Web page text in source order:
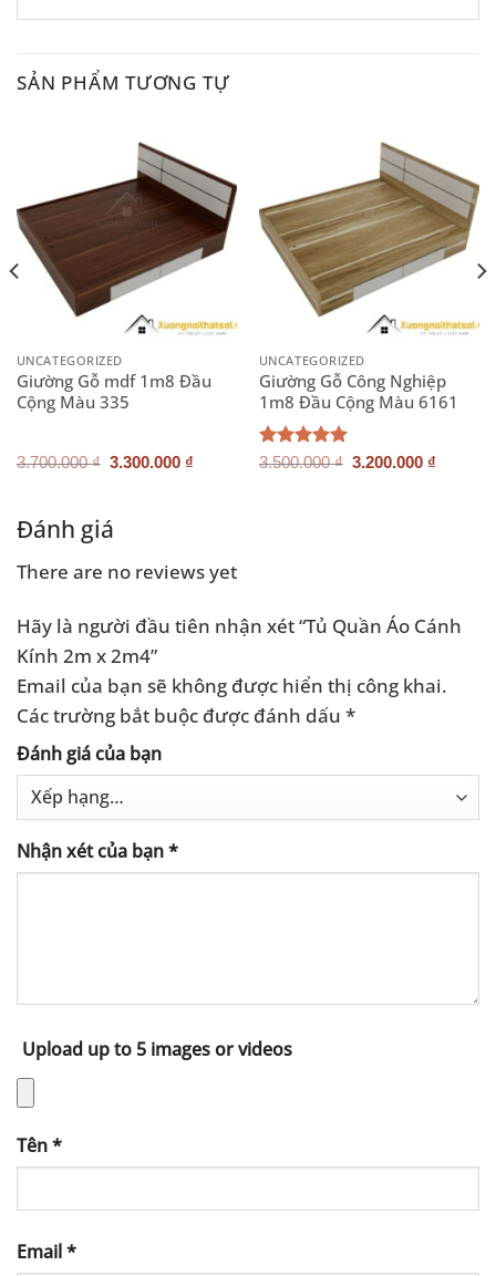
SẢN PHẨM TƯƠNG TỰ
UNCATEGORIZED
Giường Gỗ mdf 1m8 Đầu
Cộng Màu 335
3.700.000₫ Giá
3.300.000 ₫
UNCATEGORIZED
Giường Gỗ Công Nghiệp
1m8 Đầu Cộng Màu 6161
Được xếp
3.500.000₫ Giá
3.200.000 ₫
₫.
Đánh giá
There are no reviews yet
Hãy là người đầu tiên nhận xét “Tủ Quần Áo Cánh
Kính 2m x 2m4”
Email của bạn sẽ không được hiển thị công khai.
Các trường bắt buộc được đánh dấu *
Đánh giá của bạn
Nhận xét của bạn*
Upload up to 5 images or videos
Tên*
Email*